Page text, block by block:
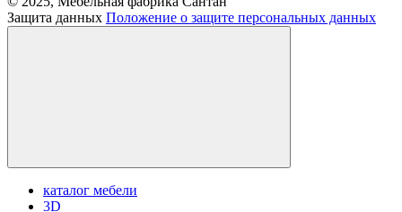
Защита данных Положение о защите персональных данных
каталог мебели
3D